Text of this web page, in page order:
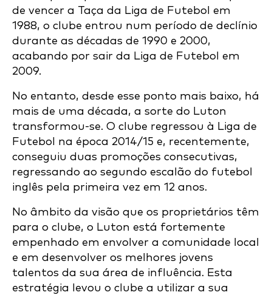
de vencer a Taça da Liga de Futebol em
1988, o clube entrou num período de declínio
durante as décadas de 1990 e 2000,
acabando por sair da Liga de Futebol em
2009.
No entanto, desde esse ponto mais baixo, há
mais de uma década, a sorte do Luton
transformou-se. O clube regressou à Liga de
Futebol na época 2014/15 e, recentemente,
conseguiu duas promoções consecutivas,
regressando ao segundo escalão do futebol
inglês pela primeira vez em 12 anos.
No âmbito da visão que os proprietários têm
para o clube, o Luton está fortemente
empenhado em envolver a comunidade local
e em desenvolver os melhores jovens
talentos da sua área de influência. Esta
estratégia levou o clube a utilizar a sua